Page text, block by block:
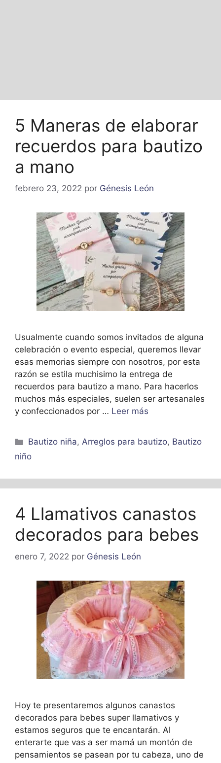
5 Maneras de elaborar
recuerdos para bautizo
a mano
febrero 23, 2022 por Génesis León
Usualmente cuando somos invitados de alguna
celebración o evento especial, queremos llevar
esas memorias siempre con nosotros, por esta
razón se estila muchisimo la entrega de
recuerdos para bautizo a mano. Para hacerlos
muchos más especiales, suelen ser artesanales
y confeccionados por … Leer más
Categorías
Bautizo niña,Arreglos para bautizo, Bautizo
niño
4 Llamativos canastos
decorados para bebes
enero 7, 2022 por Génesis León
Hoy te presentaremos algunos canastos
decorados para bebes super llamativos y
estamos seguros que te encantarán. Al
enterarte que vas a ser mamá un montón de
pensamientos se pasean por tu cabeza, uno de